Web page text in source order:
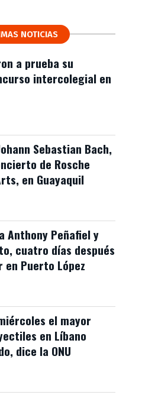
NOTICIAS
a prueba su
intercolegial en
Sebastian Bach,
de Rosche
en Guayaquil
Anthony Peñafiel y
cuatro días después
en Puerto López
el mayor
en Líbano
dice la ONU